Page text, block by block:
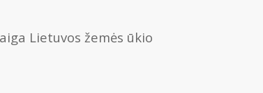
Lietuvos žemės ūkio